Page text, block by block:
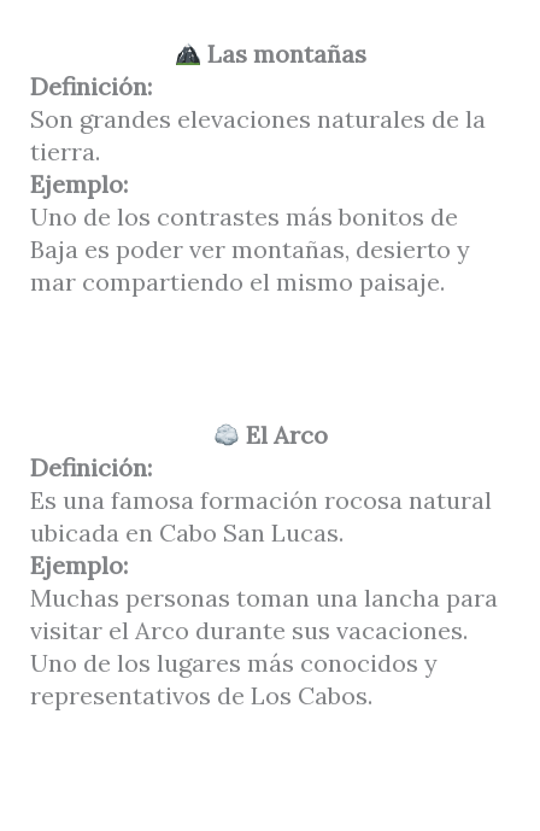
Las montañas
Definición:
Son grandes elevaciones naturales de la
tierra.
Ejemplo:
Uno de los contrastes más bonitos de
Baja es poder ver montañas, desierto y
mar compartiendo el mismo paisaje.
El Arco
Definición:
Es una famosa formación rocosa natural
ubicada en Cabo San Lucas.
Ejemplo:
Muchas personas toman una lancha para
visitar el Arco durante sus vacaciones.
Uno de los lugares más conocidos y
representativos de Los Cabos.